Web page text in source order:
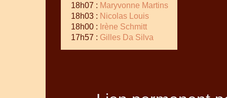
18h07 : Maryvonne Martins
18h03 : Nicolas Louis
18h00 : Irène Schmitt
17h57 : Gilles Da Silva